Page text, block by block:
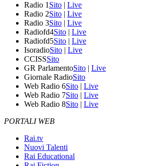
Radio 1 Sito | Live
Radio 2Sito | Live
Radio 3Sito | Live
Radiofd4Sito | Live
Radiofd5Sito | Live
IsoradioSito | Live
CCISSSito
GR ParlamentoSito | Live
Giornale RadioSito
Web Radio 6Sito | Live
Web Radio 7Sito | Live
Web Radio 8Sito | Live
PORTALI WEB
Rai.tv
Nuovi Talenti
Rai Educational